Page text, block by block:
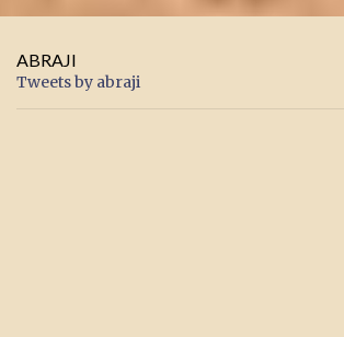
ABRAJI
Tweets by abraji